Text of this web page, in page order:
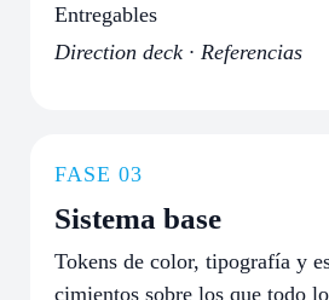
Entregables
Direction deck · Referencias
FASE 03
Sistema base
Tokens de color, tipografía y
cimientos sobre los que todo